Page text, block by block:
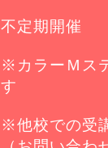
不定期開催
※カラーＭス
す
※他校での受